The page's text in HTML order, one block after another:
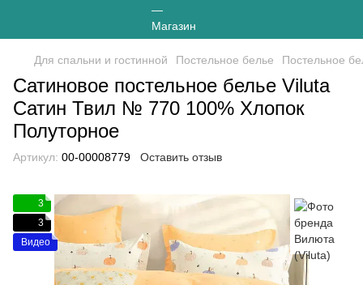
Для спальни и гостинной Постельное белье Постельное
Сатиновое постельное белье Viluta
Сатин Твил № 770 100% Хлопок
Полуторное
Артикул: 00-00008779 Оставить отзыв
3
3
Видео